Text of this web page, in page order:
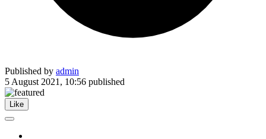
Published by admin
5 August 2021, 10:56 published
Like